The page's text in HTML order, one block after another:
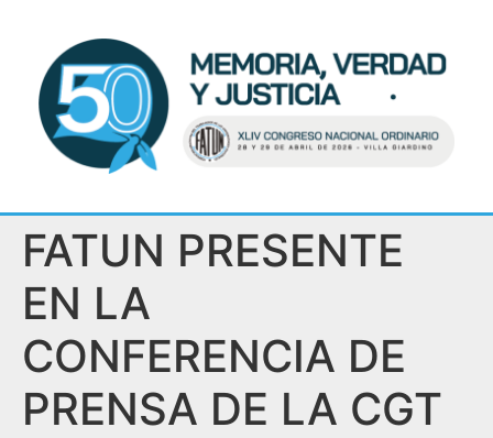
FATUN PRESENTE
EN LA
CONFERENCIA DE
PRENSA DE LA CGT